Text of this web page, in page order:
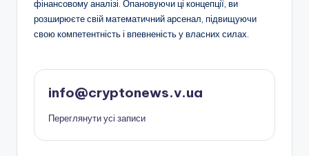
фінансовому аналізі. Опановуючи ці концепції, ви
розширюєте свій математичний арсенал, підвищуючи
свою компетентність і впевненість у власних силах.
info@cryptonews.v.ua
Переглянути усі записи